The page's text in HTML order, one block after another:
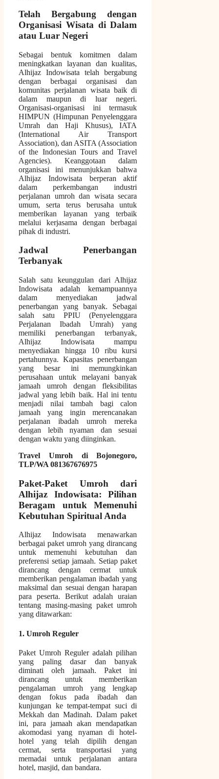
Telah Bergabung dengan
Organisasi Wisata di Dalam
atau Luar Negeri
Sebagai bentuk komitmen dalam
meningkatkan layanan dan kualitas,
Alhijaz Indowisata telah bergabung
dengan berbagai organisasi dan
komunitas perjalanan wisata baik di
dalam maupun di luar negeri.
Organisasi-organisasi ini termasuk
HIMPUN (Himpunan Penyelenggara
Umrah dan Haji Khusus), IATA
(International Air Transport
Association), dan ASITA (Association
of the Indonesian Tours and Travel
Agencies). Keanggotaan dalam
organisasi ini menunjukkan bahwa
Alhijaz Indowisata berperan aktif
dalam perkembangan industri
perjalanan umroh dan wisata secara
umum, serta terus berusaha untuk
memberikan layanan yang terbaik
melalui kerjasama dengan berbagai
pihak di industri.
Jadwal Penerbangan
Terbanyak
Salah satu keunggulan dari Alhijaz
Indowisata adalah kemampuannya
dalam menyediakan jadwal
penerbangan yang banyak. Sebagai
salah satu PPIU (Penyelenggara
Perjalanan Ibadah Umrah) yang
memiliki penerbangan terbanyak,
Alhijaz Indowisata mampu
menyediakan hingga 10 ribu kursi
pertahunnya. Kapasitas penerbangan
yang besar ini memungkinkan
perusahaan untuk melayani banyak
jamaah umroh dengan fleksibilitas
jadwal yang lebih baik. Hal ini tentu
menjadi nilai tambah bagi calon
jamaah yang ingin merencanakan
perjalanan ibadah umroh mereka
dengan lebih nyaman dan sesuai
dengan waktu yang diinginkan.
Travel Umroh di Bojonegoro,
TLP/WA 081367676975
Paket-Paket Umroh dari
Alhijaz Indowisata: Pilihan
Beragam untuk Memenuhi
Kebutuhan Spiritual Anda
Alhijaz Indowisata menawarkan
berbagai paket umroh yang dirancang
untuk memenuhi kebutuhan dan
preferensi setiap jamaah. Setiap paket
dirancang dengan cermat untuk
memberikan pengalaman ibadah yang
maksimal dan sesuai dengan harapan
para peserta. Berikut adalah uraian
tentang masing-masing paket umroh
yang ditawarkan:
1. Umroh Reguler
Paket Umroh Reguler adalah pilihan
yang paling dasar dan banyak
diminati oleh jamaah. Paket ini
dirancang untuk memberikan
pengalaman umroh yang lengkap
dengan fokus pada ibadah dan
kunjungan ke tempat-tempat suci di
Mekkah dan Madinah. Dalam paket
ini, para jamaah akan mendapatkan
akomodasi yang nyaman di hotel-
hotel yang telah dipilih dengan
cermat, serta transportasi yang
memadai untuk perjalanan antara
hotel, masjid, dan bandara.